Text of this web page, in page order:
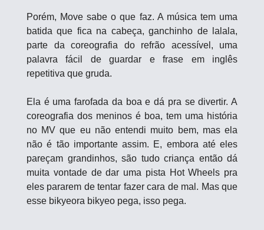
Porém, Move sabe o que faz. A música tem uma
batida que fica na cabeça, ganchinho de lalala,
parte da coreografia do refrão acessível, uma
palavra fácil de guardar e frase em inglês
repetitiva que gruda.
Ela é uma farofada da boa e dá pra se divertir. A
coreografia dos meninos é boa, tem uma história
no MV que eu não entendi muito bem, mas ela
não é tão importante assim. E, embora até eles
pareçam grandinhos, são tudo criança então dá
muita vontade de dar uma pista Hot Wheels pra
eles pararem de tentar fazer cara de mal. Mas que
esse bikyeora bikyeo pega, isso pega.